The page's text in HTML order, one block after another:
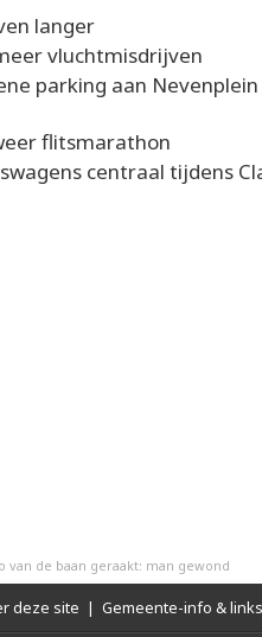
langer
vluchtmisdrijven
parking aan
flitsmarathon
centraal tijdens
van de baan geraakt: man gewond
deze site | Gemeente-info & links